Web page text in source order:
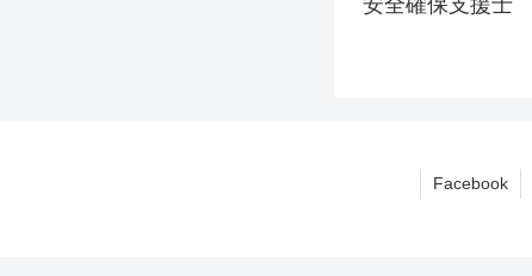
Facebook